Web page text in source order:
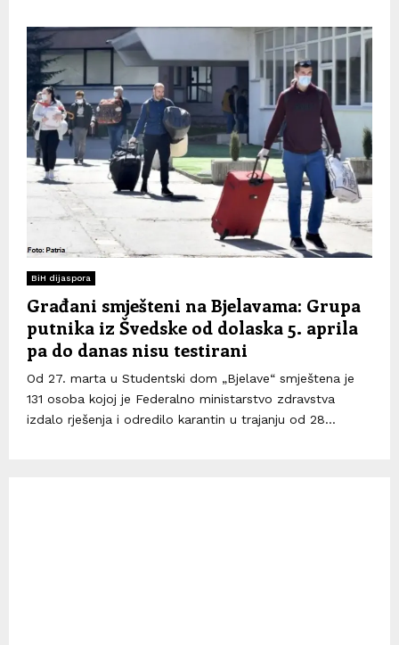
BiH dijaspora
Građani smješteni na Bjelavama: Grupa
putnika iz Švedske od dolaska 5. aprila
pa do danas nisu testirani
Od 27. marta u Studentski dom „Bjelave“ smještena je
131 osoba kojoj je Federalno ministarstvo zdravstva
izdalo rješenja i odredilo karantin u trajanju od 28...